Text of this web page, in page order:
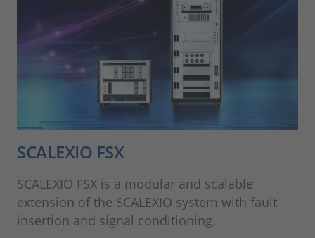
SCALEXIO FSX
SCALEXIO FSX is a modular and scalable
extension of the SCALEXIO system with fault
insertion and signal conditioning.